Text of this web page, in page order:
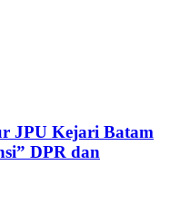
JPU Kejari Batam
DPR dan